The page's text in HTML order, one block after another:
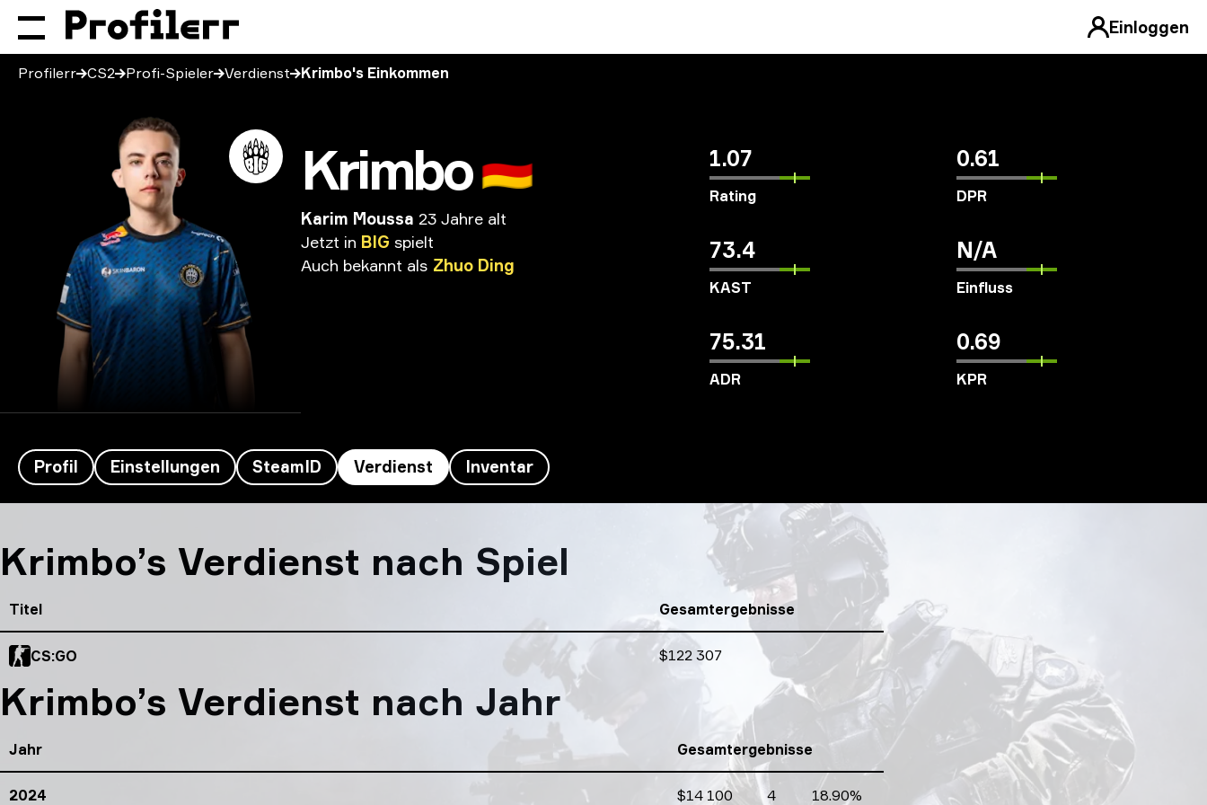
Einloggen
Profilerr CS2 Profi-Spieler Verdienst Krimbo's Einkommen
Krimbo🇩🇪
Karim Moussa 23 Jahre alt
Jetzt in BIG spielt
Auch bekannt als Zhuo Ding
1.07
Rating
0.61
DPR
73.4
KAST
N/A
Einfluss
75.31
ADR
0.69
KPR
Profil Einstellungen SteamID Verdienst Inventar
Krimbo’s Verdienst nach Spiel
Titel Gesamtergebnisse
CS:GO Gesamtergebnisse
$122 307
Krimbo’s Verdienst nach Jahr
Jahr Gesamtergebnisse
2024 $14 100 4 18.90%